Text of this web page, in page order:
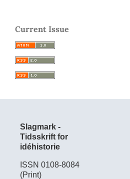
Current Issue
Slagmark -
Tidsskrift for
idéhistorie
ISSN 0108-8084
(Print)